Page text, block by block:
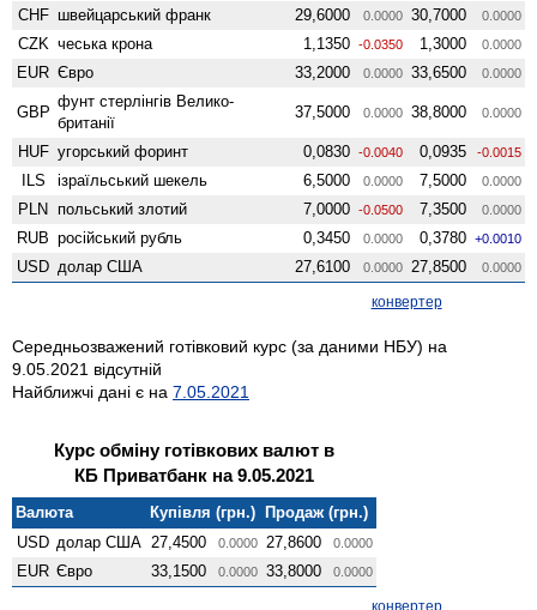
CHF швейцарський франк 29,6000 0.0000 30,7000 0.0000
CZK чеська крона 1,1350 -0.0350 1,3000 0.0000
EUR Євро 33,2000 0.0000 33,6500 0.0000
GBP
фунт стерлінгів Велико­
британії
37,5000 0.0000 38,8000 0.0000
HUF угорський форинт 0,0830 -0.0040 0,0935 -0.0015
ILS ізраїльський шекель 6,5000 0.0000 7,5000 0.0000
PLN польський злотий 7,0000 -0.0500 7,3500 0.0000
RUB російський рубль 0,3450 0.0000 0,3780 +0.0010
USD долар США 27,6100 0.0000 27,8500 0.0000
конвертер
Середньозважений готівковий курс (за даними НБУ) на
9.05.2021 відсутній
Найближчі дані є на 7.05.2021
Курс обміну готівкових валют в
КБ Приватбанк на 9.05.2021
Валюта Купівля (грн.) Продаж (грн.)
USD долар США 27,4500 0.0000 27,8600 0.0000
EUR Євро 33,1500 0.0000 33,8000 0.0000
конвертер